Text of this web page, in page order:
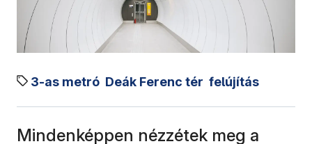
3-as metró Deák Ferenc tér felújítás
Mindenképpen nézzétek meg a